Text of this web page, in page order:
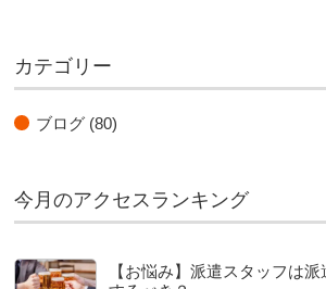
カテゴリー
ブログ (80)
今月のアクセスランキング
【お悩み】派遣スタッフは